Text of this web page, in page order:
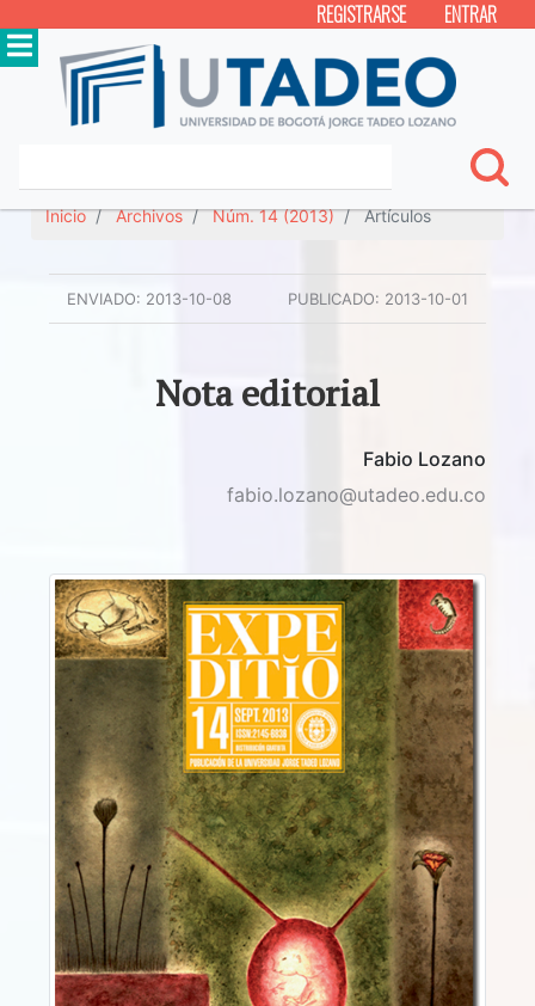
REGISTRARSE ENTRAR
Inicio Archivos Núm. 14 (2013) Artículos
ENVIADO: 2013-10-08 PUBLICADO: 2013-10-01
Nota editorial
Fabio Lozano
fabio.lozano@utadeo.edu.co